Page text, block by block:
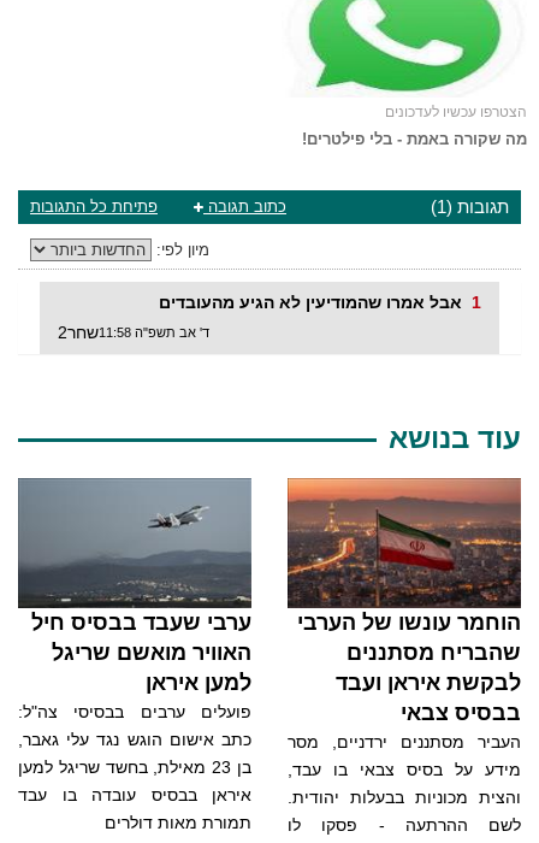
הצטרפו עכשיו לעדכונים
מה שקורה באמת - בלי פילטרים!
תגובות (1) פתיחת כל התגובות כתוב תגובה
מיון לפי:
אבל אמרו שהמודיעין לא הגיע מהעובדים 1
ד' אב תשפ"ה 11:58 שחר2
עוד בנושא
הוחמר עונשו של הערבי
שהבריח מסתננים
לבקשת איראן ועבד
בבסיס צבאי
העביר מסתננים ירדניים, מסר
מידע על בסיס צבאי בו עבד,
והצית מכוניות בבעלות יהודית.
לשם ההרתעה - פסקו לו
ערבי שעבד בבסיס חיל
האוויר מואשם שריגל
למען איראן
פועלים ערבים בבסיסי צה"ל:
כתב אישום הוגש נגד עלי גאבר,
בן 23 מאילת, בחשד שריגל למען
איראן בבסיס עובדה בו עבד
תמורת מאות דולרים